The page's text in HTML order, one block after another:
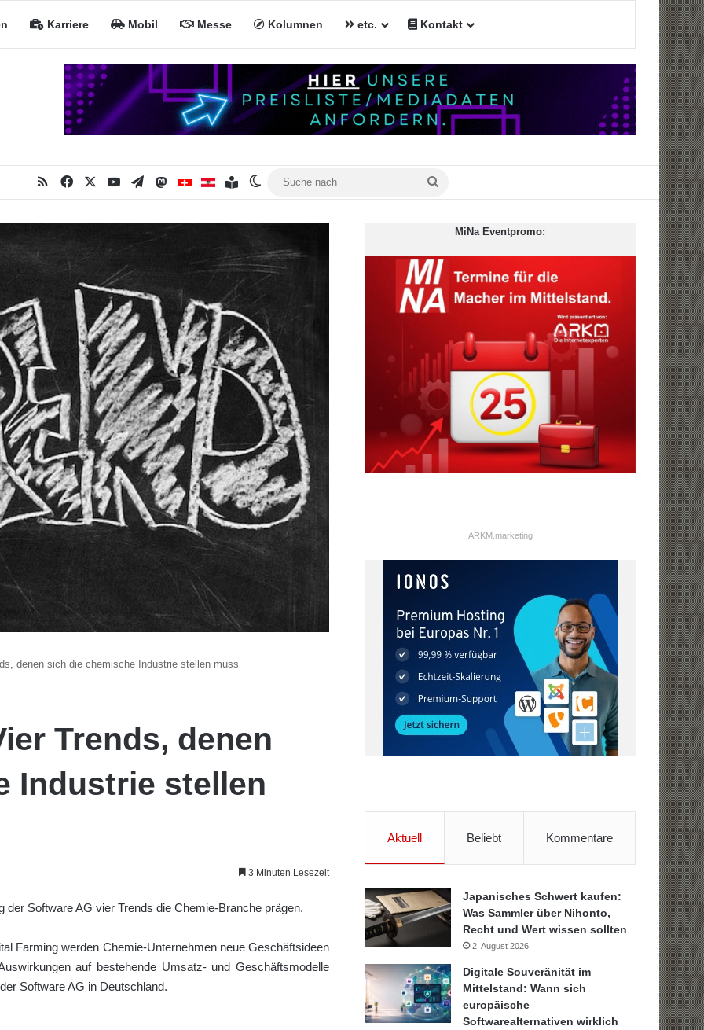
Karriere Mobil Messe Kolumnen etc. Kontakt
RSSFacebookYouTubeTelegramMastodonMiNa CHMiNa AT
Inhaltsverzeichnis
Skin umschalten
denen sich die chemische Industrie stellen muss
Trends, denen
Industrie stellen
3 Minuten Lesezeit
Software AG vier Trends die Chemie-Branche prägen.
Farming werden Chemie-Unternehmen neue Geschäftsideen
auf bestehende Umsatz- und Geschäftsmodelle
Software AG in Deutschland.
MiNa Eventpromo:
ARKM.marketing
Aktuell Beliebt Kommentare
Japanisches Schwert kaufen:
Was Sammler über Nihonto,
Recht und Wert wissen sollten
2. August 2026
Digitale Souveränität im
Mittelstand: Wann sich
europäische
Softwarealternativen wirklich